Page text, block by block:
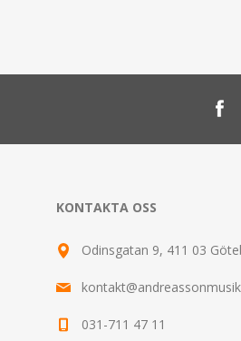
KONTAKTA OSS
Odinsgatan 9, 411 03
031-711 47 11